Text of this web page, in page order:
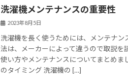
洗濯機メンテナンスの重要性
2023年8月5日
洗濯機を長く使うためには、メンテナン
法は、メーカーによって違うので取説を
使い方やメンテナンスについてまとめま
のタイミング 洗濯機の […]